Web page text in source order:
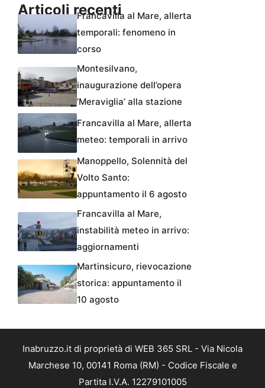
Articoli recentiFrancavilla al Mare, allerta
temporali: fenomeno in
corso
Montesilvano,
inaugurazione dell’opera
‘Meraviglia’ alla stazione
Francavilla al Mare, allerta
meteo: temporali in arrivo
Manoppello, Solennità del
Volto Santo:
appuntamento il 6 agosto
Francavilla al Mare,
instabilità meteo in arrivo:
aggiornamenti
Martinsicuro, rievocazione
storica: appuntamento il
10 agosto
Inabruzzo.it di proprietà di WEB 365 SRL - Via Nicola
Marchese 10, 00141 Roma (RM) - Codice Fiscale e
Partita I.V.A. 12279101005